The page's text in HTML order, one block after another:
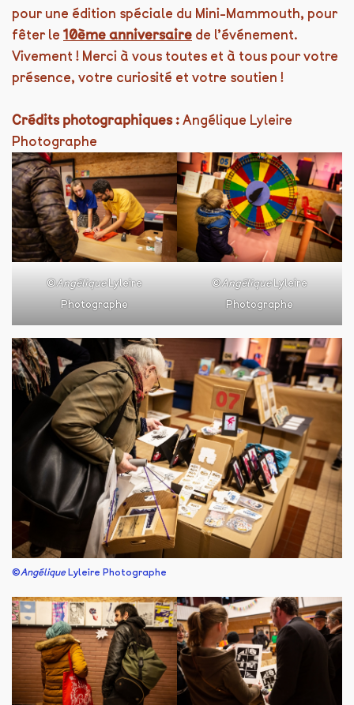
pour une édition spéciale du Mini-Mammouth, pour
fêter le 10ème anniversaire de l’événement.
Vivement ! Merci à vous toutes et à tous pour votre
présence, votre curiosité et votre soutien !
Crédits photographiques : Angélique Lyleire
Photographe
©AngéliqueLyleire
Photographe
©AngéliqueLyleire
Photographe
©AngéliqueLyleire Photographe